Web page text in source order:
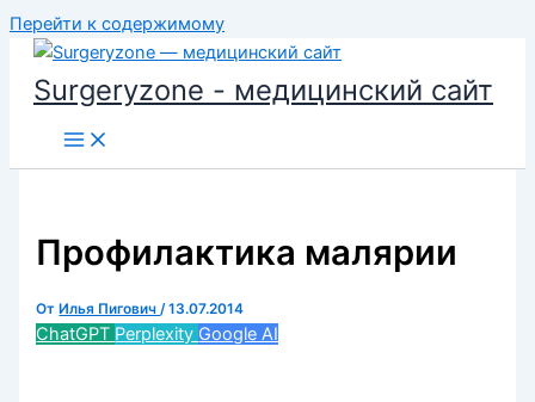
Перейти к содержимому
Surgeryzone - медицинский сайт
Профилактика малярии
От Илья Пигович/13.07.2014
ChatGPT Perplexity Google AI